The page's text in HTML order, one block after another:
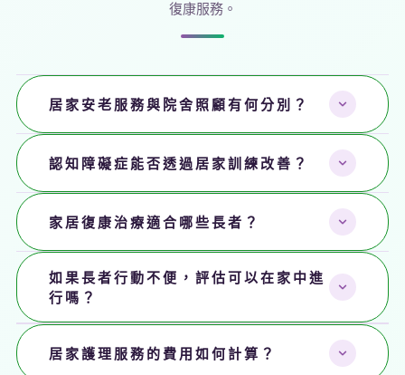
復康服務。
居家安老服務與院舍照顧有何分別？
居家安老服務讓長者在熟悉的家居環境中接受專業照護，有
助維持心理健康及生活自主能力。相比院舍照顧，居家服務
更具彈性，可根據個人需要度身訂製照護方案，並減少交叉
感染風險。
認知障礙症能否透過居家訓練改善？
可以。我們的職業治療師會提供認知訓練、現實導向治療、
懷緬治療、多感官刺激及健腦運動等非藥物治療
，配合醫生
的藥物治療建議，在家中建立有利於記憶和專注的日常節
家居復康治療適合哪些長者？
家居復康治療特別適合
節退化、吞嚥困難、慢性阻塞肺病及心臟病 等長者。我們的
物理治療師及言語治療師會上門評估，按實際需要安排復康
訓練。
如果長者行動不便，評估可以在家中進
行嗎？
可以。我們提供
人員到家中了解長者活動能力、家居環境及照顧需要，再為
居家護理服務的費用如何計算？